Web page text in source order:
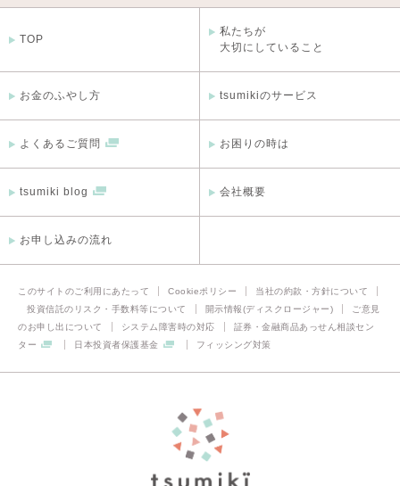
TOP
私たちが
大切にしていること
お金のふやし方 tsumikiのサービス
よくあるご質問 お困りの時は
tsumiki blog 会社概要
お申し込みの流れ
このサイトのご利用にあたって Cookieポリシー
当社の約款・方針について
投資信託のリスク・手数料等について
開示情報(ディスクロージャー)
ご意見
のお申し出について
システム障害時の対応
証券・金融商品あっせん相談セン
ター
日本投資者保護基金 フィッシング対策